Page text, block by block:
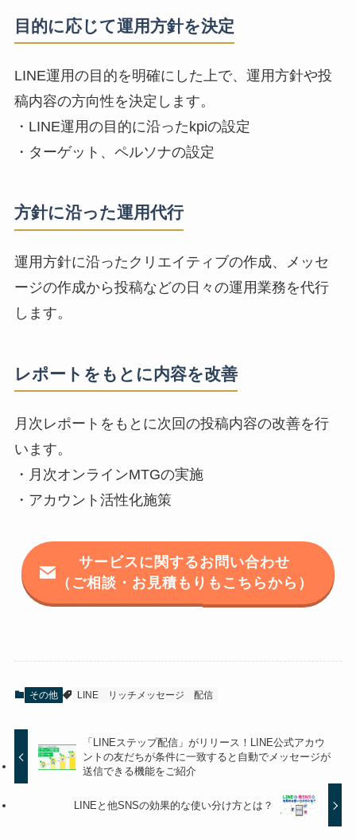
目的に応じて運用方針を決定
LINE運用の目的を明確にした上で、運用方針や投
稿内容の方向性を決定します。
・LINE運用の目的に沿ったkpiの設定
・ターゲット、ペルソナの設定
方針に沿った運用代行
運用方針に沿ったクリエイティブの作成、メッセ
ージの作成から投稿などの日々の運用業務を代行
します。
レポートをもとに内容を改善
月次レポートをもとに次回の投稿内容の改善を行
います。
・月次オンラインMTGの実施
・アカウント活性化施策
サービスに関するお問い合わせ
（ご相談・お見積もりもこちらから）
その他 LINE リッチメッセージ 配信
「LINEステップ配信」がリリース！LINE公式アカウ
ントの友だちが条件に一致すると自動でメッセージが
送信できる機能をご紹介
LINEと他SNSの効果的な使い分け方とは？